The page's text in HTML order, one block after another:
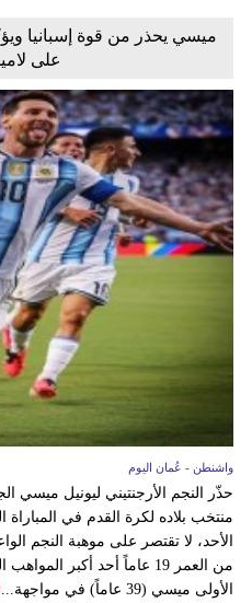
ميسي يحذر من قوة إسبانيا
على
واشنطن - عُمان اليوم
حذّر النجم الأرجنتيني ليونيل ميسي
منتخب بلاده لكرة القدم في المباراة
الأحد، لا تقتصر على موهبة النجم
من العمر 19 عاماً أحد أكبر
الأولى ميسي (39 عاماً) في مواجهة...